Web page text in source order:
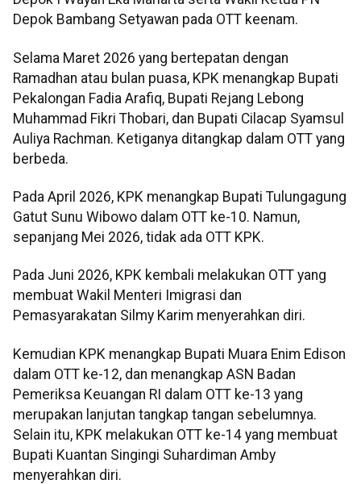
Depok Bambang Setyawan pada OTT keenam.
Selama Maret 2026 yang bertepatan dengan
Ramadhan atau bulan puasa, KPK menangkap Bupati
Pekalongan Fadia Arafiq, Bupati Rejang Lebong
Muhammad Fikri Thobari, dan Bupati Cilacap Syamsul
Auliya Rachman. Ketiganya ditangkap dalam OTT yang
berbeda.
Pada April 2026, KPK menangkap Bupati Tulungagung
Gatut Sunu Wibowo dalam OTT ke-10. Namun,
sepanjang Mei 2026, tidak ada OTT KPK.
Pada Juni 2026, KPK kembali melakukan OTT yang
membuat Wakil Menteri Imigrasi dan
Pemasyarakatan Silmy Karim menyerahkan diri.
Kemudian KPK menangkap Bupati Muara Enim Edison
dalam OTT ke-12, dan menangkap ASN Badan
Pemeriksa Keuangan RI dalam OTT ke-13 yang
merupakan lanjutan tangkap tangan sebelumnya.
Selain itu, KPK melakukan OTT ke-14 yang membuat
Bupati Kuantan Singingi Suhardiman Amby
menyerahkan diri.